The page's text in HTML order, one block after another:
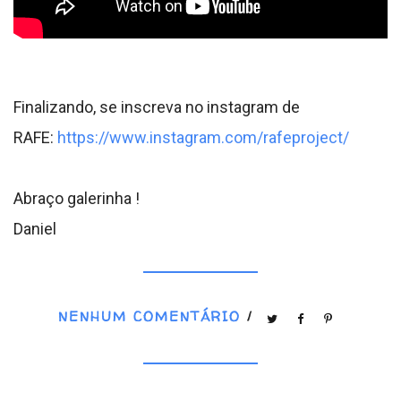
Finalizando, se inscreva no instagram de
RAFE: https://www.instagram.com/rafeproject/
Abraço galerinha !
Daniel
NENHUM COMENTÁRIO /